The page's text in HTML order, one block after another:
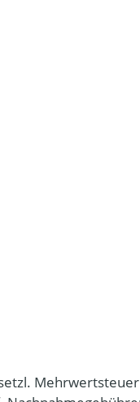
Mehrwertsteuer